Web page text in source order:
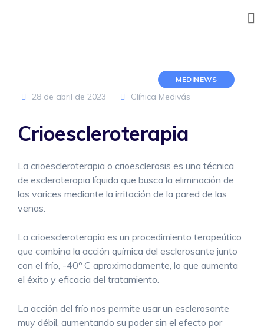
MEDINEWS
28 de abril de 2023 Clínica Medivás
Crioescleroterapia
La crioescleroterapia o crioesclerosis es una técnica
de escleroterapia líquida que busca la eliminación de
las varices mediante la irritación de la pared de las
venas.
La crioescleroterapia es un procedimiento terapeútico
que combina la acción química del esclerosante junto
con el frío, -40º C aproximadamente, lo que aumenta
el éxito y eficacia del tratamiento.
La acción del frío nos permite usar un esclerosante
muy débil, aumentando su poder sin el efecto por